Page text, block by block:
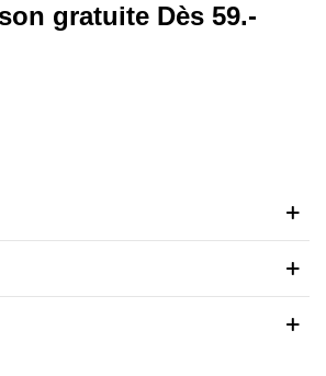
gratuite Dès 59.-